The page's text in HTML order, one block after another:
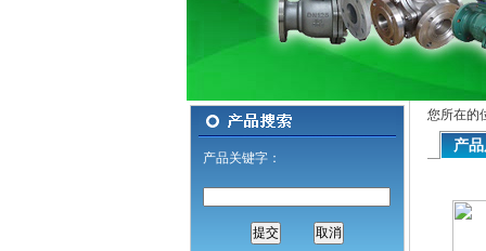
产品关键字：
您所在的
产